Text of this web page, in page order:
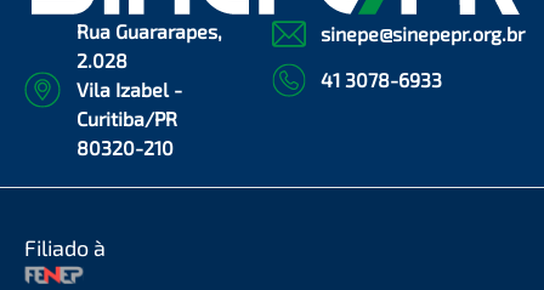
Rua Guararapes,
2.028
Vila Izabel -
Curitiba/PR
80320-210
sinepe@sinepepr.org.br
41 3078-6933
Filiado à